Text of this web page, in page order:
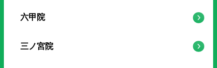
六甲院
三ノ宮院